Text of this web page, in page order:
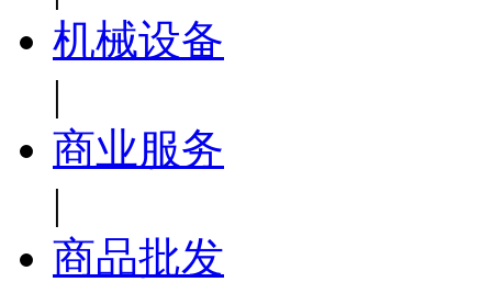
机械设备
|
商业服务
|
商品批发